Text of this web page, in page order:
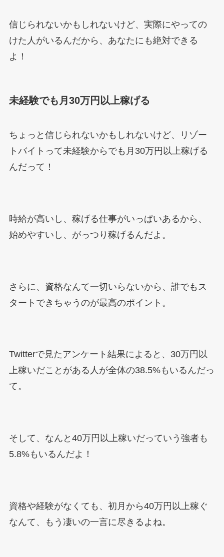
信じられないかもしれないけど、実際にやっての
けた人がいるんだから、あなたにも絶対できる
よ！
未経験でも月30万円以上稼げる
ちょっと信じられないかもしれないけど、リゾー
トバイトって未経験からでも月30万円以上稼げる
んだって！
時給が高いし、稼げる仕事がいっぱいあるから、
始めやすいし、がっつり稼げるんだよ。
さらに、資格なんて一切いらないから、誰でもス
タートできちゃうのが最高のポイント。
Twitterで見たアンケート結果によると、30万円以
上稼いだことがある人が全体の38.5%もいるんだっ
て。
そして、なんと40万円以上稼いだっていう強者も
5.8%もいるんだよ！
資格や経験がなくても、初月から40万円以上稼ぐ
なんて、もう凄いの一言に尽きるよね。